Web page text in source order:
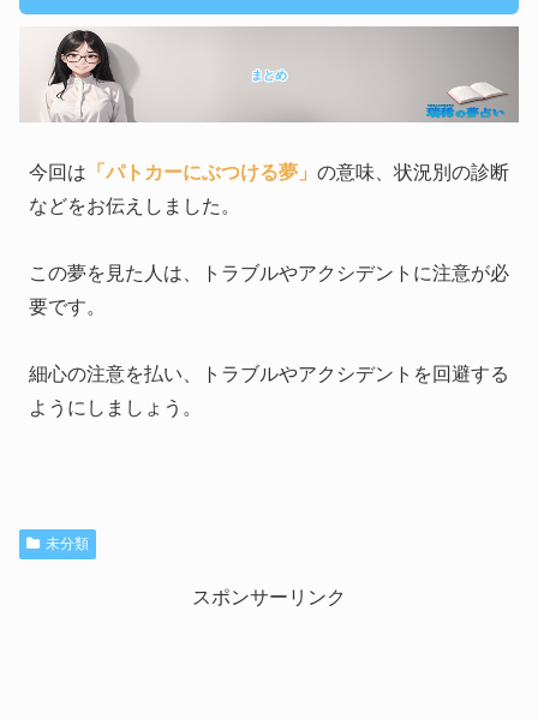
まとめ
今回は 「パトカーにぶつける夢」 の意味、状況別の診断
などをお伝えしました。
この夢を見た人は、トラブルやアクシデントに注意が必
要です。
細心の注意を払い、トラブルやアクシデントを回避する
ようにしましょう。
未分類
スポンサーリンク